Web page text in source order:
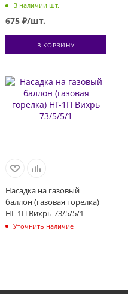
В наличии шт.
675₽/шт.
В КОРЗИНУ
Насадка на газовый
баллон (газовая горелка)
НГ-1П Вихрь 73/5/5/1
Уточнить наличие